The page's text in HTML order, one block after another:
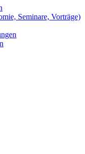
Seminare, Vorträge)